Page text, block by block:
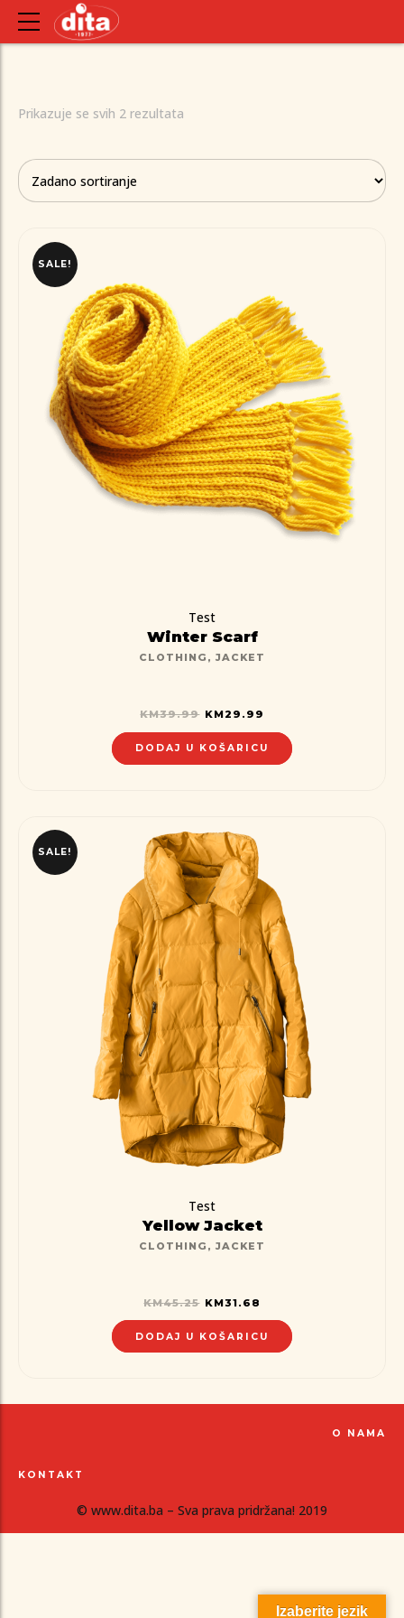
Prikazuje se svih 2 rezultata
SALE!
Test
Winter Scarf
CLOTHING , JACKET
KM39.99 KM29.99
DODAJ U KOŠARICU
SALE!
Test
Yellow Jacket
CLOTHING , JACKET
KM45.25 KM31.68
DODAJ U KOŠARICU
O NAMA
KONTAKT
© www.dita.ba – Sva prava pridržana! 2019
Izaberite jezik